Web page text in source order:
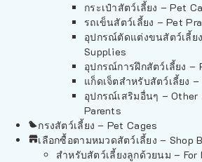
กระเป๋าสัตว์เลี้ยง – Pet
รถเข็นสัตว์เลี้ยง – Pet
อุปกรณ์ตัดแต่งขนสัตว์เลี้ย
Supplies
อุปกรณ์การฝึกสัตว์เลี้ยง –
แก็ดเจ็ตสำหรับสัตว์เลี้ยง
อุปกรณ์เสริมอื่นๆ – Other
Parents
กรงสัตว์เลี้ยง – Pet Cages
เลือกซื้อตามหมวดสัตว์เลี้ยง – Shop
สำหรับสัตว์เลี้ยงลูกด้วยนม – For